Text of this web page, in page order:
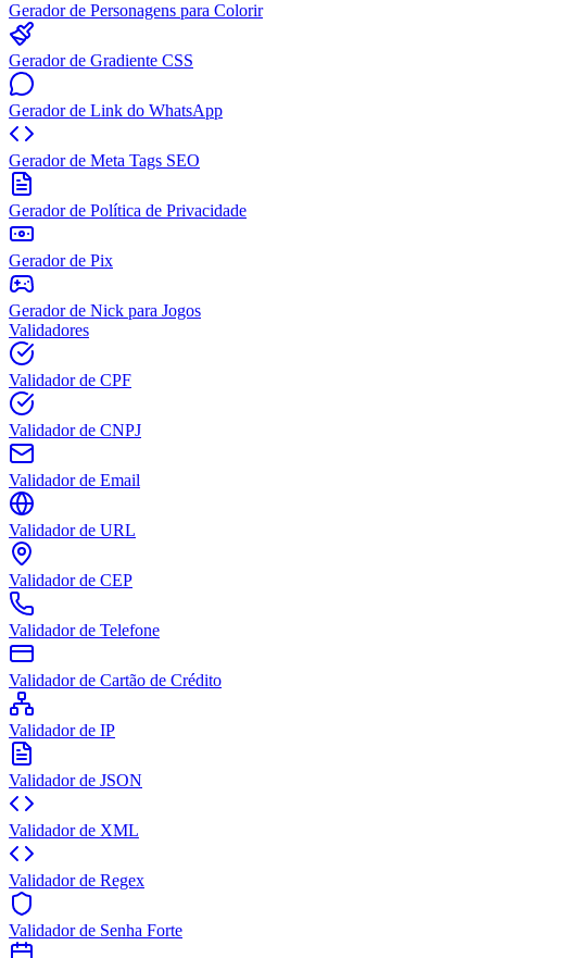
Gerador de Personagens para Colorir
Gerador de Gradiente CSS
Gerador de Link do WhatsApp
Gerador de Meta Tags SEO
Gerador de Política de Privacidade
Gerador de Pix
Gerador de Nick para Jogos
Validadores
Validador de CPF
Validador de CNPJ
Validador de Email
Validador de URL
Validador de CEP
Validador de Telefone
Validador de Cartão de Crédito
Validador de IP
Validador de JSON
Validador de XML
Validador de Regex
Validador de Senha Forte